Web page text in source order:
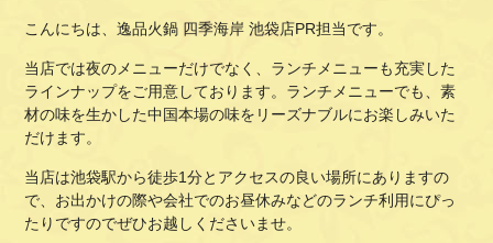
こんにちは、逸品火鍋 四季海岸 池袋店PR担当です。
当店では夜のメニューだけでなく、ランチメニューも充実した
ラインナップをご用意しております。ランチメニューでも、素
材の味を生かした中国本場の味をリーズナブルにお楽しみいた
だけます。
当店は池袋駅から徒歩1分とアクセスの良い場所にありますの
で、お出かけの際や会社でのお昼休みなどのランチ利用にぴっ
たりですのでぜひお越しくださいませ。